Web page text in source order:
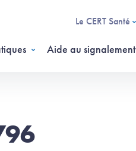
Le CERT Santé
Aide au signalement